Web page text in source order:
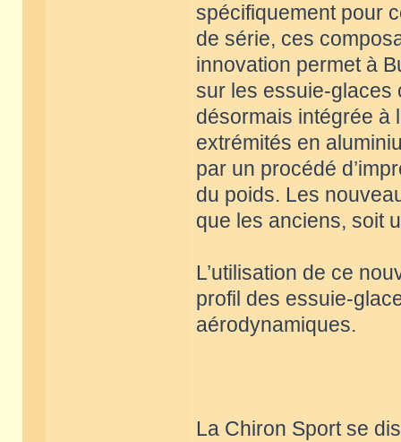
spécifiquement pour
de série, ces
innovation permet à
sur les essuie-glaces
désormais intégrée à
extrémités en
par un procédé
du poids. Les
que les anciens, soit
L’utilisation de ce
profil des essuie-
aérodynamiques.
La Chiron Sport se